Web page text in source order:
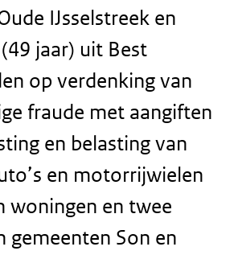
IJsselstreek en
jaar) uit Best
op verdenking van
fraude met aangiften
en belasting van
en motorrijwielen
woningen en twee
gemeenten Son en